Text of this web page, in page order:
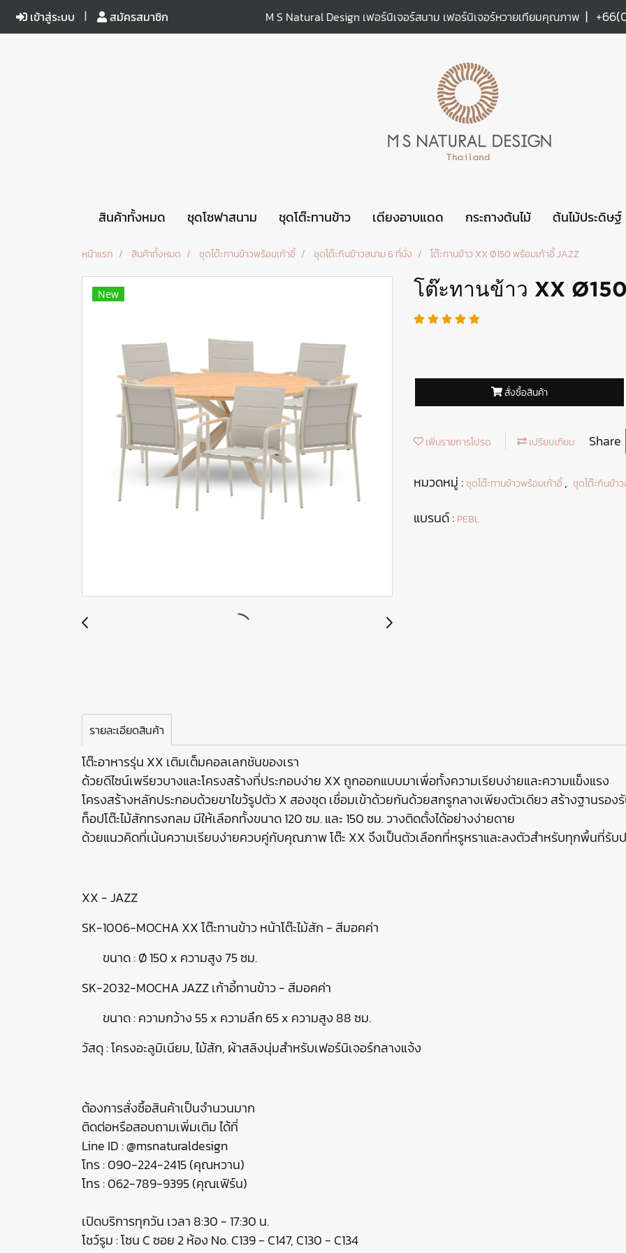
เข้าสู่ระบบ สมัครสมาชิก M S Natural Design เฟอร์นิเจอร์สนาม เฟอร์นิเจอร์หวายเทียมคุณภาพ |
สินค้าทั้งหมด ชุดโซฟาสนาม ชุดโต๊ะทานข้าว เตียงอาบแดด กระถางต้นไม้ ต้นไม้ประดิษฐ์
หน้าแรก สินค้าทั้งหมด ชุดโต๊ะทานข้าวพร้อมเก้าอี้ ชุดโต๊ะกินข้าวสนาม 6 ที่นั่ง โต๊ะทานข้าว XX Ø150 พร้อมเก้าอี้ JAZZ
New โต๊ะทานข้าว XX
สั่งซื้อสินค้า
เพิ่มรายการโปรด เปรียบเทียบ Share
หมวดหมู่ :ชุดโต๊ะทานข้าวพร้อมเก้าอี้, ชุดโต๊ะกินข้า
แบรนด์ : PEBL
รายละเอียดสินค้า
โต๊ะอาหารรุ่น XX เติมเต็มคอลเลกชันของเรา
ด้วยดีไซน์เพรียวบางและโครงสร้างที่ประกอบง่าย XX ถูกออกแบบมาเพื่อทั้งความเรียบง่ายและความแข็งแรง
โครงสร้างหลักประกอบด้วยขาไขว้รูปตัว X สองชุด เชื่อมเข้าด้วยกันด้วยสกรูกลางเพียงตัวเดียว สร้างฐานรอง
ท็อปโต๊ะไม้สักทรงกลม มีให้เลือกทั้งขนาด 120 ซม. และ 150 ซม. วางติดตั้งได้อย่างง่ายดาย
ด้วยแนวคิดที่เน้นความเรียบง่ายควบคู่กับคุณภาพ โต๊ะ XX จึงเป็นตัวเลือกที่หรูหราและลงตัวสำหรับทุกพื้นที่รับป
XX - JAZZ
SK-1006-MOCHA XX โต๊ะทานข้าว หน้าโต๊ะไม้สัก - สีมอคค่า
ขนาด : Ø 150 x ความสูง 75 ซม.
SK-2032-MOCHA JAZZ เก้าอี้ทานข้าว - สีมอคค่า
ขนาด : ความกว้าง 55 x ความลึก 65 x ความสูง 88 ซม.
วัสดุ : โครงอะลูมิเนียม, ไม้สัก, ผ้าสลิงนุ่มสำหรับเฟอร์นิเจอร์กลางแจ้ง
ต้องการสั่งซื้อสินค้าเป็นจำนวนมาก
ติดต่อหรือสอบถามเพิ่มเติม ได้ที่
Line ID : @msnaturaldesign
โทร : 090-224-2415 (คุณหวาน)
โทร : 062-789-9395 (คุณเฟิร์น)
เปิดบริการทุกวัน เวลา 8:30 - 17:30 น.
โชว์รูม : โซน C ซอย 2 ห้อง No. C139 - C147, C130 - C134